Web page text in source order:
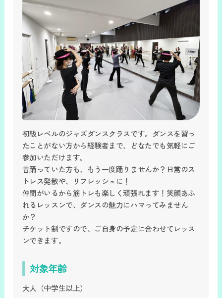
初級レベルのジャズダンスクラスです。ダンスを習っ
たことがない方から経験者まで、どなたでも気軽にご
参加いただけます。
昔踊っていた方も、もう一度踊りませんか？日常のス
トレス発散や、リフレッシュに！
仲間がいるから筋トレも楽しく頑張れます！笑顔あふ
れるレッスンで、ダンスの魅力にハマってみません
か？
チケット制ですので、ご自身の予定に合わせてレッス
ンできます。
対象年齢
大人（中学生以上）